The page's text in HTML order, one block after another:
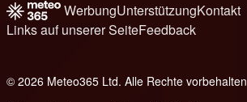
WerbungUnterstützungKontakt
Links auf unserer SeiteFeedback
© 2026 Meteo365 Ltd. Alle Rechte vorbehalten